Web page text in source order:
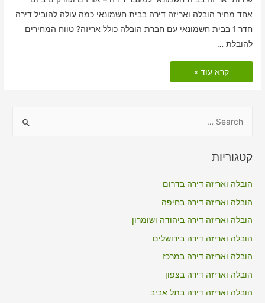
אחד מחיר הובלה ואריזה דירה בבית חשמונאי כמה עולה להוביל דירה
חדר 1 בבית חשמונאי עם חברת הובלה כולל אריזה? טווח המחירים
להובלת …
הובלות
דירה
כולל
קרא עוד »
r
o
r
:
קטגוריות
הובלה ואריזה דירה בדרום
הובלה ואריזה דירה בחיפה
הובלה ואריזה דירה ביהודה ושומרון
הובלה ואריזה דירה בירושלים
הובלה ואריזה דירה במרכז
הובלה ואריזה דירה בצפון
הובלה ואריזה דירה בתל אביב